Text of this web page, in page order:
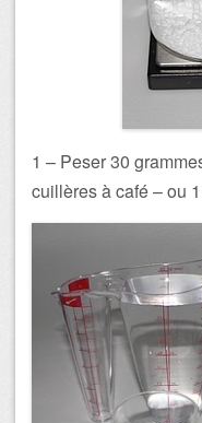
1 – Peser 30
cuillères à café – ou